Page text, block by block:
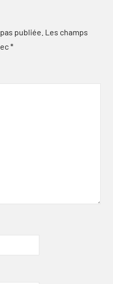
publiée. Les champs
*